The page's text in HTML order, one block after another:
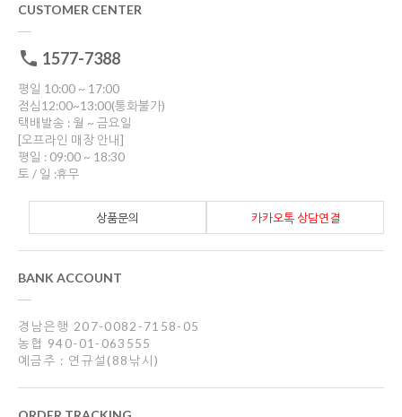
CUSTOMER CENTER
1577-7388
평일 10:00 ~ 17:00
점심12:00~13:00(통화불가)
택배발송 : 월 ~ 금요일
[오프라인 매장 안내]
평일 : 09:00 ~ 18:30
토 / 일 :휴무
카카오톡 상담연결
상품문의
BANK ACCOUNT
경남은행 207-0082-7158-05
농협 940-01-063555
예금주 : 연규설(88낚시)